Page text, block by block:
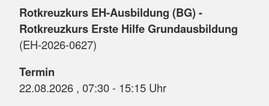
Rotkreuzkurs EH-Ausbildung (BG) -
Rotkreuzkurs Erste Hilfe Grundausbildung
(EH-2026-0627)
Termin
22.08.2026 , 07:30 - 15:15 Uhr